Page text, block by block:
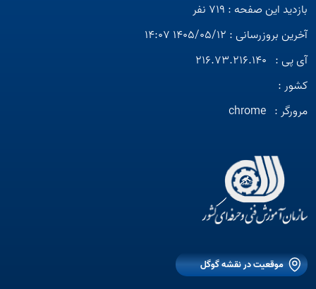
بازدید این صفحه : 719 نفر
آخرین بروزرسانی : 1405/05/12 14:07
آی پی : 216.73.216.140
کشور :
مرورگر : chrome
موقعیت در نقشه گوگل